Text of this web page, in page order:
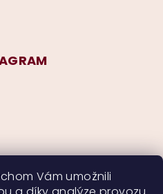
Vám umožnili